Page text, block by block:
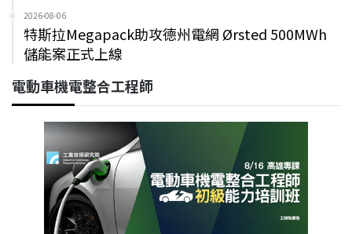
2026-08-06
特斯拉Megapack助攻德州電網 Ørsted 500MWh
儲能案正式上線
電動車機電整合工程師